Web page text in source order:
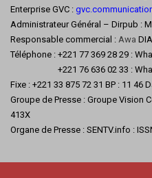
Enterprise GVC :
Administrateur Général – Dirpub :
Responsable commercial : Awa DIA
Téléphone : +221 77 369 28 29 :
+221 76 636 02 33 :
Fixe : +221 33 875 72 31 BP : 11 46
Groupe de Presse : Groupe Vision
413X
Organe de Presse : SENTV.info :